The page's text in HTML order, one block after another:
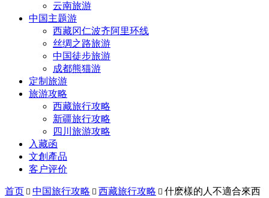
云南旅游
中国主题游
西藏冈仁波齐阿里环线
丝绸之路旅游
中国徒步旅游
成都熊猫游
定制旅游
旅游攻略
西藏旅行攻略
新疆旅行攻略
四川旅游攻略
入藏函
文創產品
客户评价
首页  中国旅行攻略  西藏旅行攻略  什麽樣的人不適合來西